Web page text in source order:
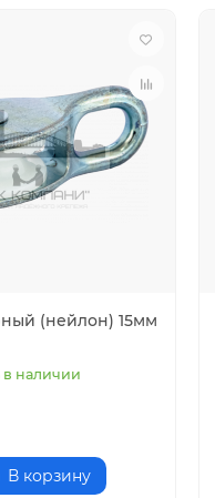
(нейлон) 15мм
в наличии
В корзину